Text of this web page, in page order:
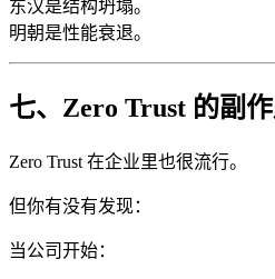
东汉是结构坍塌。
明朝是性能衰退。
七、Zero Trust 的副
Zero Trust 在企业里也很流行。
但你有没有发现：
当公司开始：